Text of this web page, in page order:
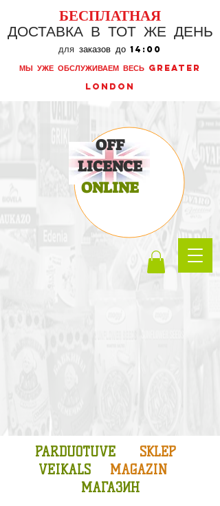
OFF
LICENCE
ONLINE
PARDUOTUVE
SKLEP
VEIKALS
MAGAZIN
МАГАЗИН
БЕСПЛАТНАЯ
ДОСТАВКА В ТОТ ЖЕ ДЕНЬ
для заказов до 14:00
МЫ УЖЕ ОБСЛУЖИВАЕМ ВЕСЬ GREATER
LONDON